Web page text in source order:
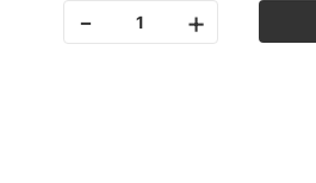
- +